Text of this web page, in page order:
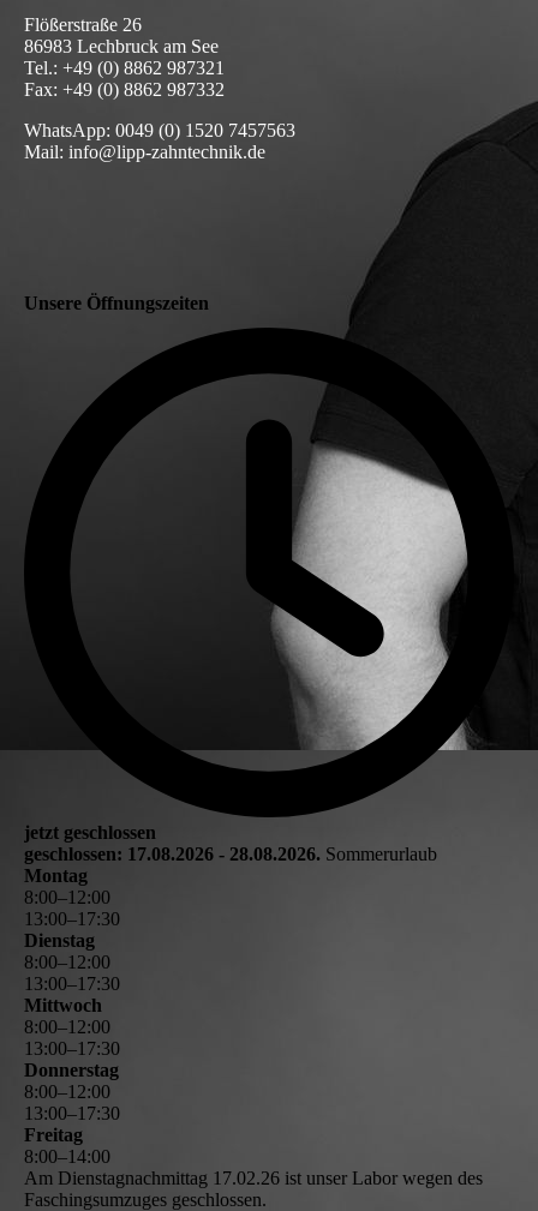
Flößerstraße 26
86983 Lechbruck am See
Tel.: +49 (0) 8862 987321
Fax: +49 (0) 8862 987332
WhatsApp: 0049 (0) 1520 7457563
Mail: info@lipp-zahntechnik.de
Unsere Öffnungszeiten
jetzt geschlossen
geschlossen: 17.08.2026 - 28.08.2026. Sommerurlaub
Montag
8:00–12:00
13:00–17:30
Dienstag
8:00–12:00
13:00–17:30
Mittwoch
8:00–12:00
13:00–17:30
Donnerstag
8:00–12:00
13:00–17:30
Freitag
8:00–14:00
Am Dienstagnachmittag 17.02.26 ist unser Labor wegen des
Faschingsumzuges geschlossen.